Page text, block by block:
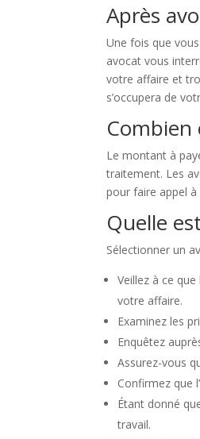
Après
Une fois que
avocat vous
votre affaire et
s’occupera de
Combien
Le montant à
traitement. Les
pour faire appel
Quelle
Sélectionner un
Veillez à ce
votre affaire.
Examinez les
Enquêtez
Assurez-vous
Confirmez que
Étant donné
travail.